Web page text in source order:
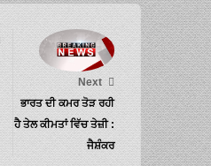
Next
ਭਾਰਤ ਦੀ ਕਮਰ ਤੋੜ ਰਹੀ
ਹੈ ਤੇਲ ਕੀਮਤਾਂ ਵਿੱਚ ਤੇਜ਼ੀ :
ਜੈਸ਼ੰਕਰ